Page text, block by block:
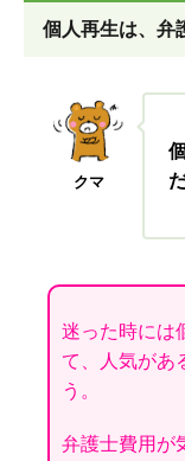
個人再生は、弁
クマ
迷った時には
て、人気があ
う。
弁護士費用が